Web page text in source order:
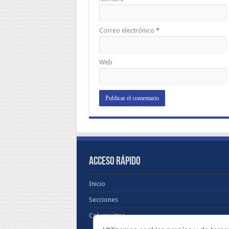
Correo electrónico *
Web
ACCESO RÁPIDO
Inicio
Secciones
Columnistas